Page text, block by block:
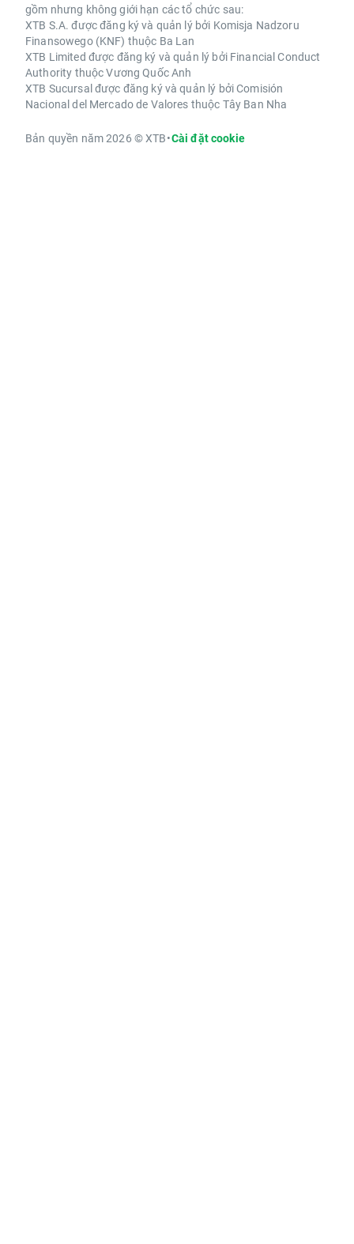
gồm nhưng không giới hạn các tổ chức sau:
XTB S.A. được đăng ký và quản lý bởi Komisja Nadzoru
Finansowego (KNF) thuộc Ba Lan
XTB Limited được đăng ký và quản lý bởi Financial Conduct
Authority thuộc Vương Quốc Anh
XTB Sucursal được đăng ký và quản lý bởi Comisión
Nacional del Mercado de Valores thuộc Tây Ban Nha
Bản quyền năm 2026 © XTB•Cài đặt cookie